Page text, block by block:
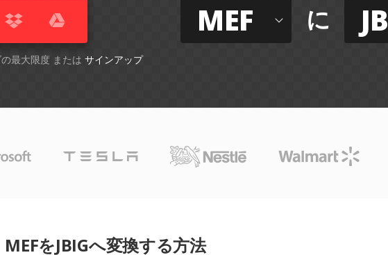
最大限度 または サインアップ
MEF に
MEFをJBIGへ変換する方法